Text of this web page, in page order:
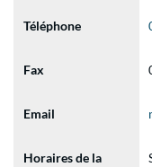
Téléphone
Fax
Email
Horaires de la